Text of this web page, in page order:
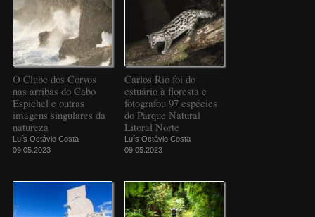
O Clube dos Corvos
nas arribas do Cabo
Espichel e outras
imagens singulares da
natureza
Luís Octávio Costa
09.05.2023
Carlos Rio foi do
estuário à floresta e
fotografou 97 espécies
do Parque Natural
Litoral Norte
Luís Octávio Costa
09.05.2023